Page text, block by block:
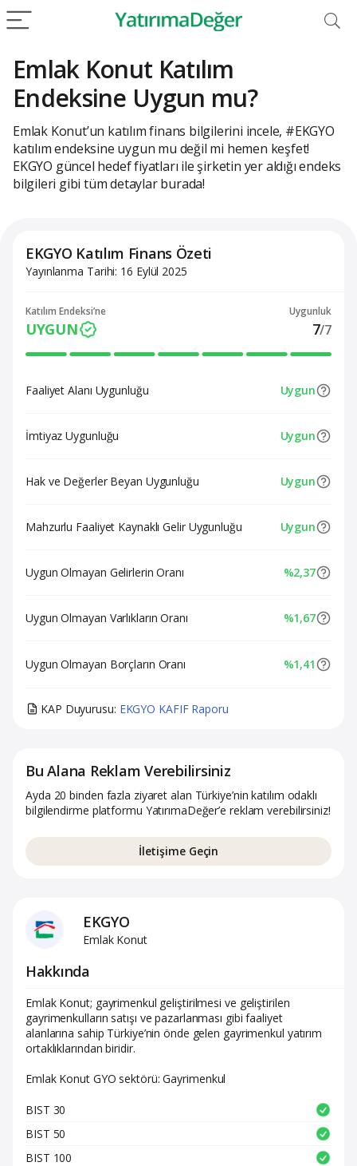
Emlak Konut Katılım
Endeksine Uygun mu?
Emlak Konut’un katılım finans bilgilerini incele, #EKGYO
katılım endeksine uygun mu değil mi hemen keşfet!
EKGYO güncel hedef fiyatları ile şirketin yer aldığı endeks
bilgileri gibi tüm detaylar burada!
Bu Alana Reklam Verebilirsiniz
Ayda 20 binden fazla ziyaret alan Türkiye’nin katılım odaklı
bilgilendirme platformu YatırımaDeğer’e reklam verebilirsiniz!
İletişime Geçin
EKGYO
Emlak Konut
Hakkında
Emlak Konut; gayrimenkul geliştirilmesi ve geliştirilen
gayrimenkulların satışı ve pazarlanması gibi faaliyet
alanlarına sahip Türkiye’nin önde gelen gayrimenkul yatırım
ortaklıklarından biridir.
Emlak Konut GYO sektörü: Gayrimenkul
BIST 30
BIST 50
BIST 100
EKGYO Katılım Finans Özeti
Yayınlanma Tarihi: 16 Eylül 2025
Katılım Endeksi’ne Uygunluk
UYGUN 7/7
Faaliyet Alanı Uygunluğu Uygun
İmtiyaz Uygunluğu Uygun
Hak ve Değerler Beyan Uygunluğu Uygun
Mahzurlu Faaliyet Kaynaklı Gelir Uygunluğu Uygun
Uygun Olmayan Gelirlerin Oranı %2,37
Uygun Olmayan Varlıkların Oranı %1,67
Uygun Olmayan Borçların Oranı %1,41
KAP Duyurusu: EKGYO KAFIF Raporu